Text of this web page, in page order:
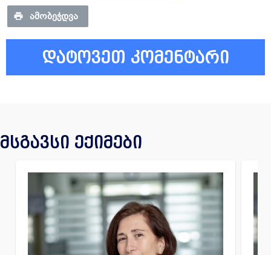
ᲐᲛᲝᲑᲔᲭᲓᲕᲐ
დატოვეთ კომენტარი
მსგავსი ექიმები